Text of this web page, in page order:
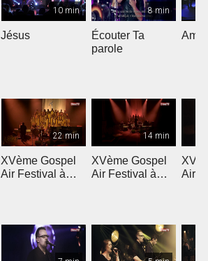
10 min
Jésus
8 min
Écouter Ta
parole
Ami
22 min
XVème Gospel
Air Festival à
14 min
XVème Gospel
Air Festival à
Air